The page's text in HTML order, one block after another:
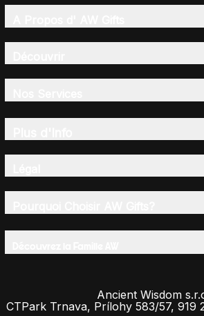
Ancient Wisdom
CTPark Trnava, Prílohy 583/57, 919